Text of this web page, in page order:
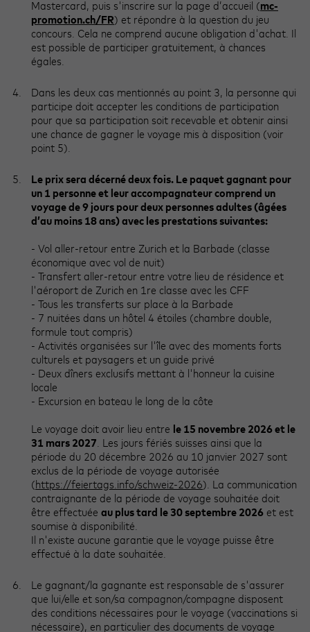
Mastercard, puis s'inscrire sur la page d’accueil (mc-
promotion.ch/FR) et répondre à la question du jeu
concours. Cela ne comprend aucune obligation d'achat. Il
est possible de participer gratuitement, à chances
égales.
Dans les deux cas mentionnés au point 3, la personne qui
participe doit accepter les conditions de participation
pour que sa participation soit recevable et obtenir ainsi
une chance de gagner le voyage mis à disposition (voir
point 5).
Le prix sera décerné deux fois. Le paquet gagnant pour
un 1 personne et leur accompagnateur comprend un
voyage de 9 jours pour deux personnes adultes (âgées
d’au moins 18 ans) avec les prestations suivantes:
- Vol aller-retour entre Zurich et la Barbade (classe
économique avec vol de nuit)
- Transfert aller-retour entre votre lieu de résidence et
l'aéroport de Zurich en 1re classe avec les CFF
- Tous les transferts sur place à la Barbade
- 7 nuitées dans un hôtel 4 étoiles (chambre double,
formule tout compris)
- Activités organisées sur l'île avec des moments forts
culturels et paysagers et un guide privé
- Deux dîners exclusifs mettant à l'honneur la cuisine
locale
- Excursion en bateau le long de la côte
Le voyage doit avoir lieu entre le 15 novembre 2026 et le
31 mars 2027 . Les jours fériés suisses ainsi que la
période du 20 décembre 2026 au 10 janvier 2027 sont
exclus de la période de voyage autorisée
(https://feiertags.info/schweiz-2026). La communication
contraignante de la période de voyage souhaitée doit
être effectuée au plus tard le 30 septembre 2026 et est
soumise à disponibilité.
Il n'existe aucune garantie que le voyage puisse être
effectué à la date souhaitée.
Le gagnant/la gagnante est responsable de s'assurer
que lui/elle et son/sa compagnon/compagne disposent
des conditions nécessaires pour le voyage (vaccinations si
nécessaire), en particulier des documents de voyage